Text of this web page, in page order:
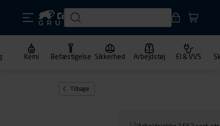
Kemi Befæstigelse Sikkerhed Arbejdstøj El & VVS
Tilbage